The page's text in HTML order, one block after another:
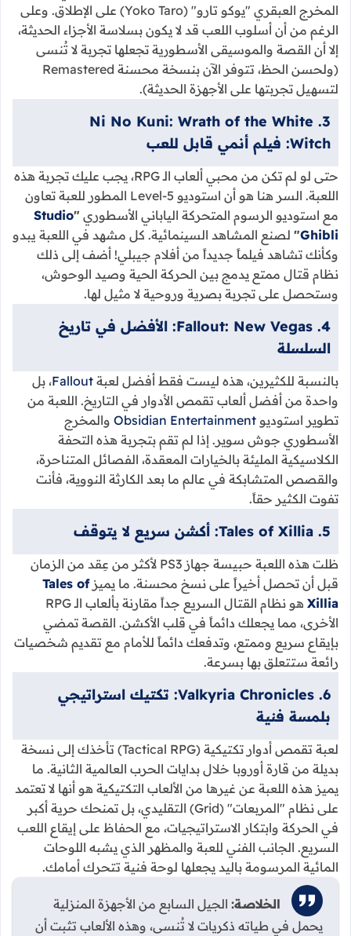
المخرج العبقري "يوكو تارو" (Yoko Taro) على الإطلاق. وعلى
الرغم من أن أسلوب اللعب قد لا يكون بسلاسة الأجزاء الحديثة،
إلا أن القصة والموسيقى الأسطورية تجعلها تجربة لا تُنسى
(ولحسن الحظ، تتوفر الآن بنسخة محسنة Remastered
لتسهيل تجربتها على الأجهزة الحديثة).
3. Ni No Kuni: Wrath of the White
Witch: فيلم أنمي قابل للعب
حتى لو لم تكن من محبي ألعاب الـ RPG، يجب عليك تجربة هذه
اللعبة. السر هنا هو أن استوديو Level-5 المطور للعبة تعاون
مع استوديو الرسوم المتحركة الياباني الأسطوري "
Studio
Ghibli
" لصنع المشاهد السينمائية. كل مشهد في اللعبة يبدو
وكأنك تشاهد فيلماً جديداً من أفلام جيبلي! أضف إلى ذلك
نظام قتال ممتع يدمج بين الحركة الحية وصيد الوحوش،
وستحصل على تجربة بصرية وروحية لا مثيل لها.
4. Fallout: New Vegas: الأفضل في تاريخ
السلسلة
بالنسبة للكثيرين، هذه ليست فقط أفضل لعبة Fallout، بل
واحدة من أفضل ألعاب تقمص الأدوار في التاريخ. اللعبة من
تطوير استوديو Obsidian Entertainment والمخرج
الأسطوري جوش سوير. إذا لم تقم بتجربة هذه التحفة
الكلاسيكية المليئة بالخيارات المعقدة، الفصائل المتناحرة،
والقصص المتشابكة في عالم ما بعد الكارثة النووية، فأنت
تفوت الكثير حقاً.
5. Tales of Xillia: أكشن سريع لا يتوقف
ظلت هذه اللعبة حبيسة جهاز PS3 لأكثر من عِقد من الزمان
قبل أن تحصل أخيراً على نسخ محسنة. ما يميزTales of
Xillia
هو نظام القتال السريع جداً مقارنة بألعاب الـ RPG
الأخرى، مما يجعلك دائماً في قلب الأكشن. القصة تمضي
بإيقاع سريع وممتع، وتدفعك دائماً للأمام مع تقديم شخصيات
رائعة ستتعلق بها بسرعة.
6. Valkyria Chronicles: تكتيك استراتيجي
بلمسة فنية
لعبة تقمص أدوار تكتيكية (Tactical RPG) تأخذك إلى نسخة
بديلة من قارة أوروبا خلال بدايات الحرب العالمية الثانية. ما
يميز هذه اللعبة عن غيرها من الألعاب التكتيكية هو أنها لا تعتمد
على نظام "المربعات" (Grid) التقليدي، بل تمنحك حرية أكبر
في الحركة وابتكار الاستراتيجيات، مع الحفاظ على إيقاع اللعب
السريع. الجانب الفني للعبة والمظهر الذي يشبه اللوحات
المائية المرسومة باليد يجعلها لوحة فنية تتحرك أمامك.
الخلاصة: الجيل السابع من الأجهزة المنزلية
يحمل في طياته ذكريات لا تُنسى، وهذه الألعاب تثبت أن